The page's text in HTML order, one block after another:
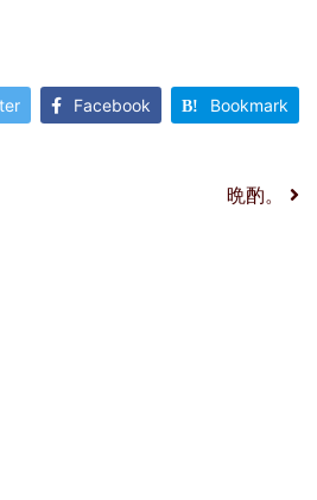
Facebook Bookmark
ション 晩酌。